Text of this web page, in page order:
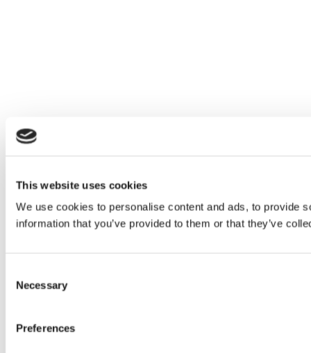
This website uses cookies
We use cookies to personalise content and ads, to provide
information that you’ve provided to them or that they’ve
Selection
Necessary
Preferences